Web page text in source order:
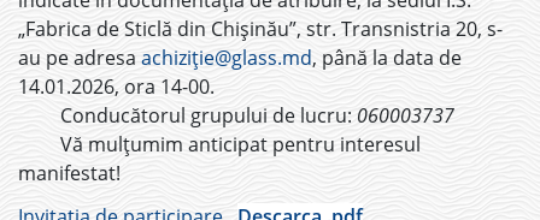
„Fabrica de Sticlă din Chișinău”, str. Transnistria 20, s-
au pe adresa achiziție@glass.md, până la data de
14.01.2026, ora 14-00.
Conducătorul grupului de lucru: 060003737
Vă mulțumim anticipat pentru interesul
manifestat!